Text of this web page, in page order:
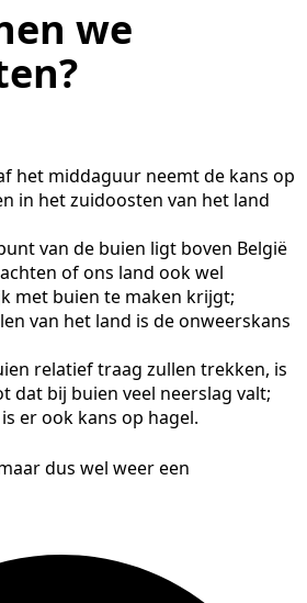
we
het middaguur neemt de kans op
in het zuidoosten van het land
van de buien ligt boven België
of ons land ook wel
met buien te maken krijgt;
van het land is de onweerskans
relatief traag zullen trekken, is
dat bij buien veel neerslag valt;
er ook kans op hagel.
dus wel weer een